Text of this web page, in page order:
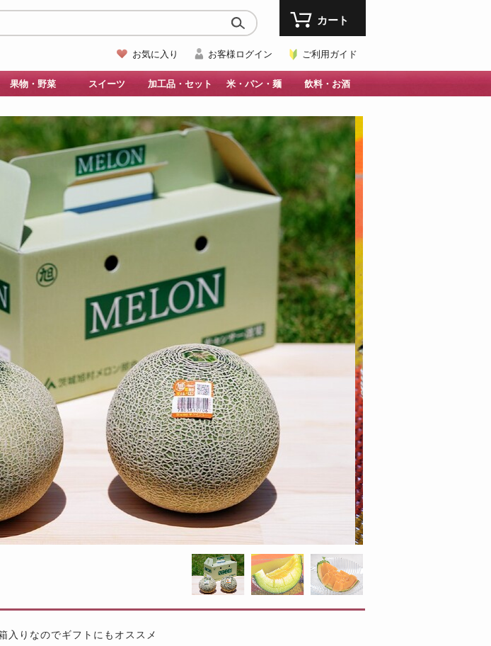
お気に入り お客様ログイン ご利用ガイド
カート
果物・野菜 スイーツ 加工品・セット 米・パン・麺 飲料・お酒
入りなのでギフトにもオススメ